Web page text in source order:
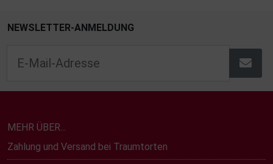
NEWSLETTER-ANMELDUNG
MEHR ÜBER...
Zahlung und Versand bei Traumtorten